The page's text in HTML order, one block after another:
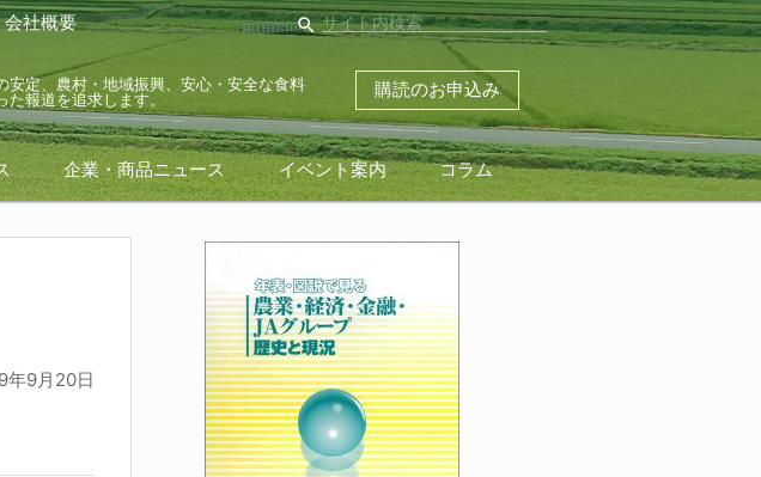
会社概要 search
安定、農村・地域振興、安心・安全な食料
報道を追求します。
購読のお申込み
企業・商品ニュース イベント案内 コラム
年9月20日